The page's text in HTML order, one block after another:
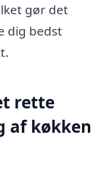
gør det
dig bedst
rette
af køkken